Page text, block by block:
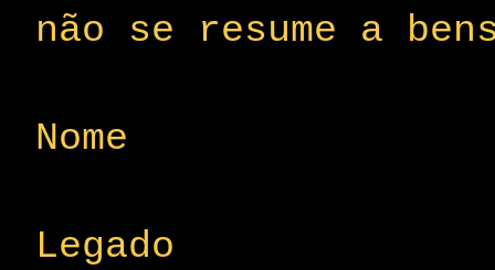
não se resume a
Nome
Legado